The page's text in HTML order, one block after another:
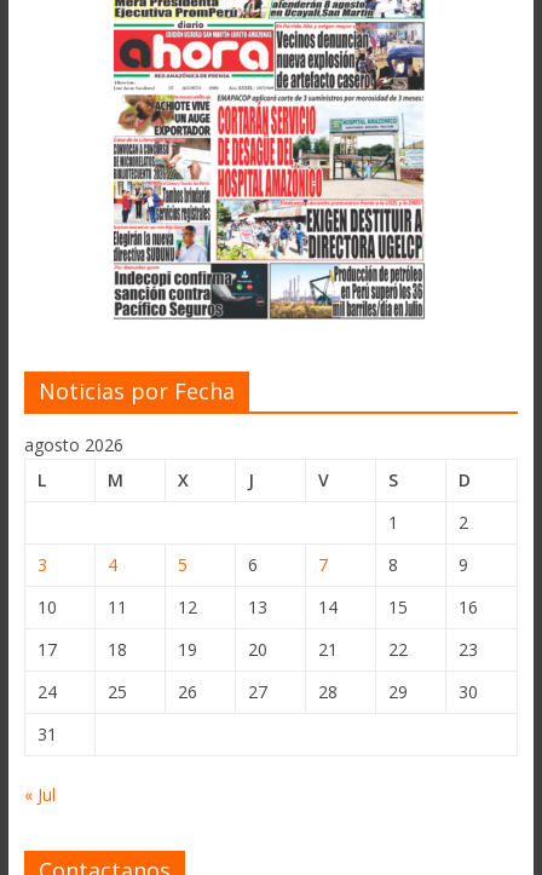
Noticias por Fecha
agosto 2026
L
M X J V S
D
1
2
3
4 5 6 7 8
9
10
11 12 13 14 15
16
17
18 19 20 21 22
23
24
25 26 27 28 29
30
31
« Jul